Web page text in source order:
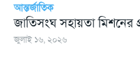
আন্তর্জাতিক
জাতিসংঘ সহায়তা মিশনের
জুলাই ১৬, ২০২৬